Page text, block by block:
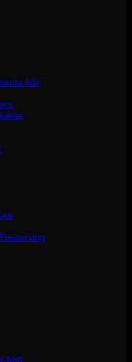
hår
tejp